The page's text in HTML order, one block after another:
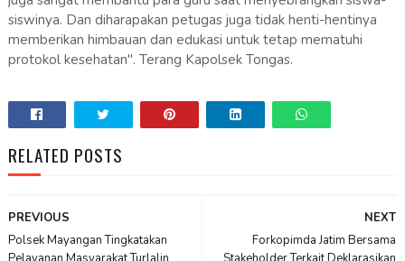
siswinya. Dan diharapakan petugas juga tidak henti-hentinya
memberikan himbauan dan edukasi untuk tetap mematuhi
protokol kesehatan". Terang Kapolsek Tongas.
RELATED POSTS
NEXT
Forkopimda Jatim Bersama
PREVIOUS
Polsek Mayangan Tingkatakan